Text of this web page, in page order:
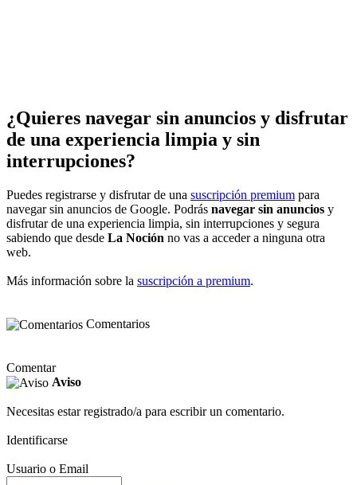
¿Quieres navegar sin anuncios y disfrutar
de una experiencia limpia y sin
interrupciones?
Puedes registrarse y disfrutar de una suscripción premium para
navegar sin anuncios de Google. Podrás navegar sin anuncios y
disfrutar de una experiencia limpia, sin interrupciones y segura
sabiendo que desde La Noción no vas a acceder a ninguna otra
web.
Más información sobre la suscripción a premium.
Comentarios
Comentar
Aviso
Necesitas estar registrado/a para escribir un comentario.
Identificarse
Usuario o Email